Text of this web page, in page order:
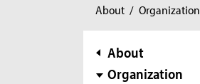
You
here:
About / Organization
subnavigation
About
Organization